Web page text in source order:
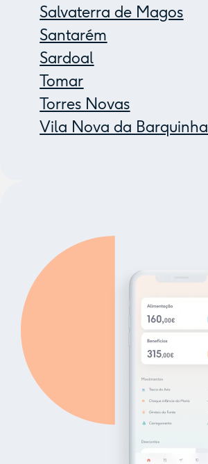
Salvaterra de Magos
Santarém
Sardoal
Tomar
Torres Novas
Vila Nova da Barquinha